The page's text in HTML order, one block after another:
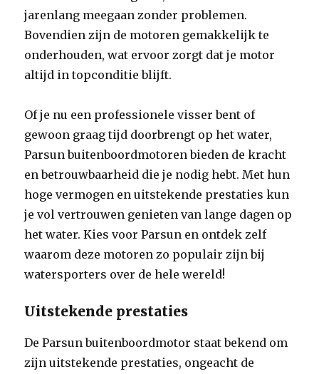
jarenlang meegaan zonder problemen.
Bovendien zijn de motoren gemakkelijk te
onderhouden, wat ervoor zorgt dat je motor
altijd in topconditie blijft.
Of je nu een professionele visser bent of
gewoon graag tijd doorbrengt op het water,
Parsun buitenboordmotoren bieden de kracht
en betrouwbaarheid die je nodig hebt. Met hun
hoge vermogen en uitstekende prestaties kun
je vol vertrouwen genieten van lange dagen op
het water. Kies voor Parsun en ontdek zelf
waarom deze motoren zo populair zijn bij
watersporters over de hele wereld!
Uitstekende prestaties
De Parsun buitenboordmotor staat bekend om
zijn uitstekende prestaties, ongeacht de